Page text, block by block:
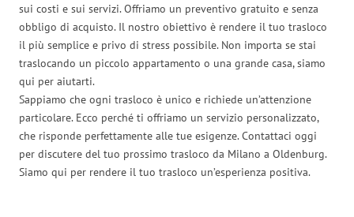
sui costi e sui servizi. Offriamo un preventivo gratuito e senza
obbligo di acquisto. Il nostro obiettivo è rendere il tuo trasloco
il più semplice e privo di stress possibile. Non importa se stai
traslocando un piccolo appartamento o una grande casa, siamo
qui per aiutarti.
Sappiamo che ogni trasloco è unico e richiede un’attenzione
particolare. Ecco perché ti offriamo un servizio personalizzato,
che risponde perfettamente alle tue esigenze. Contattaci oggi
per discutere del tuo prossimo trasloco da Milano a Oldenburg.
Siamo qui per rendere il tuo trasloco un’esperienza positiva.